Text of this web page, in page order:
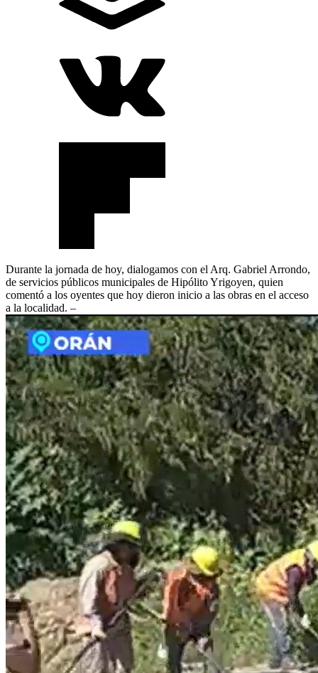
Durante la jornada de hoy, dialogamos con el Arq. Gabriel Arrondo,
de servicios públicos municipales de Hipólito Yrigoyen, quien
comentó a los oyentes que hoy dieron inicio a las obras en el acceso
a la localidad. –